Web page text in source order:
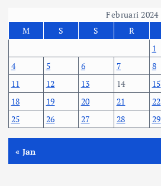
Februari 2024
M
S S R
1
4
5 6 7 8
11
12 13 14 15
18
19 20 21 22
25
26 27 28 29
« Jan